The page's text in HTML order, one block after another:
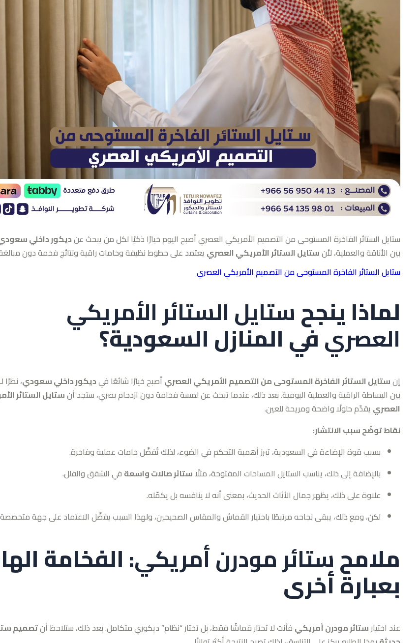
ستايل الستائر الفاخرة المستوحى من التصميم الأمريكي العصري أصبح اليوم خيارًا ذكيًا لكل من يبحث عنديكور داخلي
بين الأناقة والعملية، لأنستايل الستائر الأمريكي العصري يعتمد على خطوط نظيفة وخامات راقية ونتائج فخمة دون
ستايل الستائر الفاخرة المستوحى من التصميم الأمريكي العصري
لماذا ينجحستايل الستائر الأمريكي
العصريفي المنازل السعودية؟
إنستايل الستائر الفاخرة المستوحى من التصميم الأمريكي العصري أصبح خيارًا شائعًا فيديكور داخلي سعودي، نظرًا
بين البساطة الراقية والعملية اليومية. بعد ذلك، عندما تبحث عن لمسة فخامة دون ازدحام بصري، ستجد أنستايل الستائر
العصري يقدّم حلولًا واضحة ومريحة للعين.
نقاط توضّح سبب الانتشار:
بسبب قوة الإضاءة في السعودية، تبرز أهمية التحكم في الضوء، لذلك تُفضَّل خامات عملية وفاخرة.
بالإضافة إلى ذلك، يناسب الستايل المساحات المفتوحة، مثلًاستائر صالات واسعة في الشقق والفلل.
علاوة على ذلك، يظهر جمال الأثاث الحديث، بمعنى أنه لا ينافسه بل يكمّله.
لكن، ومع ذلك، يبقى نجاحه مرتبطًا باختيار القماش والمقاس الصحيحين، ولهذا السبب يفضَّل الاعتماد على جهة
ملامحستائر مودرن أمريكي: الفخامة
بعبارة أخرى
عند اختيارستائر مودرن أمريكي فأنت لا تختار قماشًا فقط، بل تختار “نظام” ديكوري متكامل. بعد ذلك، ستلاحظ أنتصميم